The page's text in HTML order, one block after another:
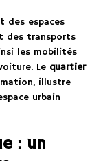
des espaces
des transports
les mobilités
Le quartier
illustre
urbain
: un